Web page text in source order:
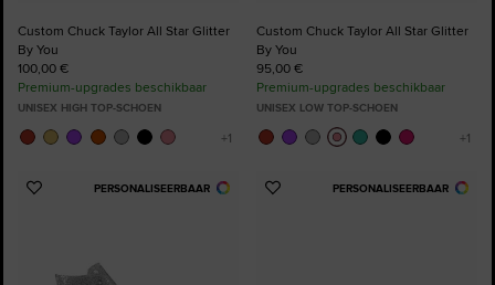
Custom Chuck Taylor All Star Glitter
By You
100,00 €
Premium-upgrades beschikbaar
UNISEX HIGH TOP-SCHOEN
Custom Chuck Taylor All Star Glitter
By You
95,00 €
Premium-upgrades beschikbaar
UNISEX LOW TOP-SCHOEN
PERSONALISEERBAAR
Voeg
PERSONALISEERBAAR
Voeg